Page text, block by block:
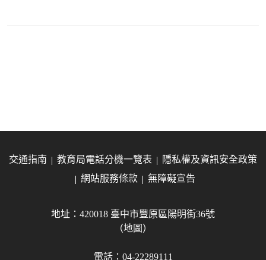
交通指南 教育局電話分機一覽表
隱私權及資訊安全政策
網站服務條款
無障礙宣告
地址：420018 臺中市豐原區陽明街36號
（地圖）
電話：04-22289111